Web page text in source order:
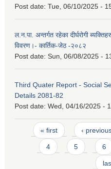
Post date: Tue, 06/10/2025 -
ल.न.पा. अन्तर्गत रहेका दीर्घरोगी
विवरण।- कार्तिक-जेठ -२०८२
Post date: Sun, 06/08/2025 -
Third Quater Report - Social
Details 2081-82
Post date: Wed, 04/16/2025 -
Pages
« first ‹
4 5 6